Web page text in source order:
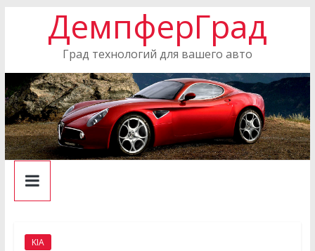
ДемпферГрад
Град технологий для вашего авто
KIA